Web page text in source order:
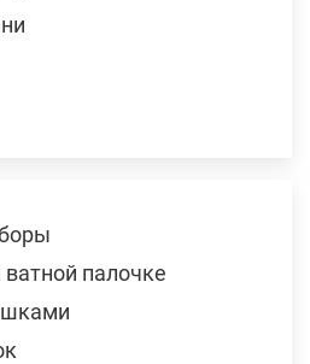
палочке